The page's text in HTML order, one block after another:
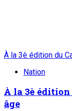
À la 3è édition du
Nation
À la 3è
âge